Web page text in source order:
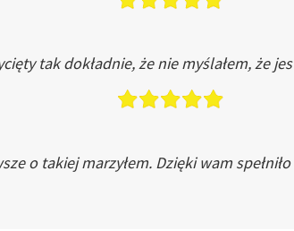
tak dokładnie, że nie myślałem, że
o takiej marzyłem. Dzięki wam